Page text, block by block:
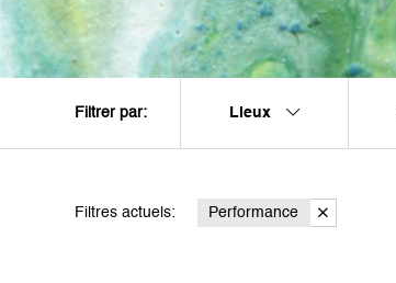
Filtrer par: Lieux
Filtres actuels: Performance